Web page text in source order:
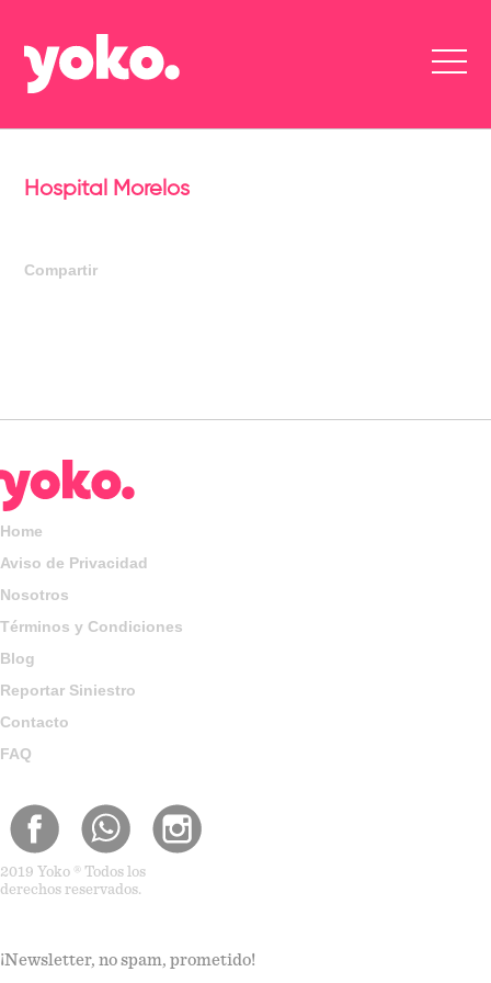
Hospital Morelos
Compartir
Home
Aviso de Privacidad
Nosotros
Términos y Condiciones
Blog
Reportar Siniestro
Contacto
FAQ
2019 Yoko ® Todos los
derechos reservados.
¡Newsletter, no spam, prometido!